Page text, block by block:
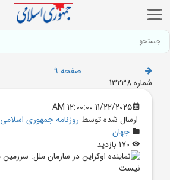
صفحه 9
شماره 13238
11/22/2025 12:00:00 AM
ارسال شده توسط روزنامه جمهوری اسلامی
جهان